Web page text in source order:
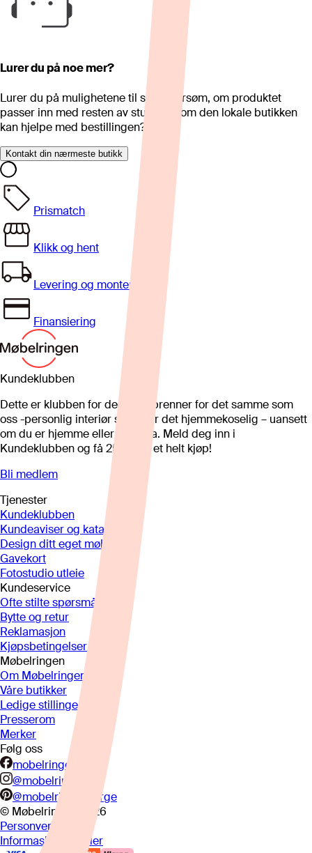
Lurer du på noe mer?
Lurer du på mulighetene til skreddersøm, om produktet
passer inn med resten av stua eller om den lokale butikken
kan hjelpe med bestillingen?
Kontakt din nærmeste butikk
Prismatch
Klikk og hent
Levering og montering
Finansiering
Kundeklubben
Dette er klubben for deg som brenner for det samme som
oss -personlig interiør som gjør det hjemmekoselig – uansett
om du er hjemme eller på hytta. Meld deg inn i
Kundeklubben og få 25%* på et helt kjøp!
Bli medlem
Tjenester
Kundeklubben
Kundeaviser og kataloger
Design ditt eget møbel
Gavekort
Fotostudio utleie
Kundeservice
Ofte stilte spørsmål
Bytte og retur
Reklamasjon
Kjøpsbetingelser
Møbelringen
Om Møbelringen
Våre butikker
Ledige stillinger
Presserom
Merker
Følg oss
mobelringen.no
@mobelringen
@mobelringennorge
© Møbelringen
2026
Personvern
Informasjonskapsler